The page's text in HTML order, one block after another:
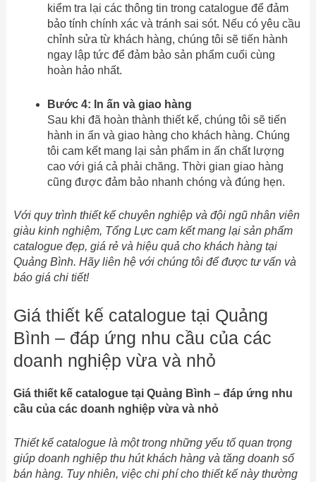
kiểm tra lại các thông tin trong catalogue để đảm
bảo tính chính xác và tránh sai sót. Nếu có yêu cầu
chỉnh sửa từ khách hàng, chúng tôi sẽ tiến hành
ngay lập tức để đảm bảo sản phẩm cuối cùng
hoàn hảo nhất.
Bước 4: In ấn và giao hàng
Sau khi đã hoàn thành thiết kế, chúng tôi sẽ tiến
hành in ấn và giao hàng cho khách hàng. Chúng
tôi cam kết mang lại sản phẩm in ấn chất lượng
cao với giá cả phải chăng. Thời gian giao hàng
cũng được đảm bảo nhanh chóng và đúng hẹn.
Với quy trình thiết kế chuyên nghiệp và đội ngũ nhân viên
giàu kinh nghiệm, Tổng Lực cam kết mang lại sản phẩm
catalogue đẹp, giá rẻ và hiệu quả cho khách hàng tại
Quảng Bình. Hãy liên hệ với chúng tôi để được tư vấn và
báo giá chi tiết!
Giá thiết kế catalogue tại Quảng
Bình – đáp ứng nhu cầu của các
doanh nghiệp vừa và nhỏ
Giá thiết kế catalogue tại Quảng Bình – đáp ứng nhu
cầu của các doanh nghiệp vừa và nhỏ
Thiết kế catalogue là một trong những yếu tố quan trọng
giúp doanh nghiệp thu hút khách hàng và tăng doanh số
bán hàng. Tuy nhiên, việc chi phí cho thiết kế này thường